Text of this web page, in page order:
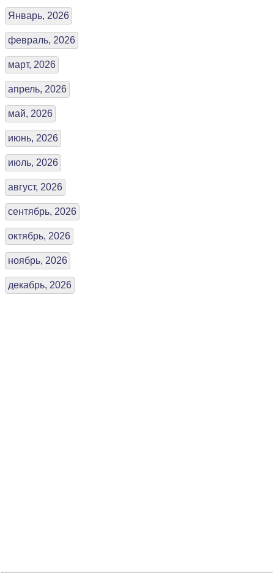
Январь, 2026
февраль, 2026
март, 2026
апрель, 2026
май, 2026
июнь, 2026
июль, 2026
август, 2026
сентябрь, 2026
октябрь, 2026
ноябрь, 2026
декабрь, 2026